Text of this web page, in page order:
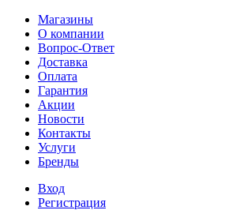
Магазины
О компании
Вопрос-Ответ
Доставка
Оплата
Гарантия
Акции
Новости
Контакты
Услуги
Бренды
Вход
Регистрация